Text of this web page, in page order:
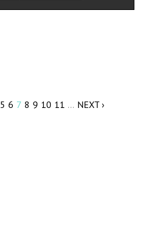
5 6 7 8 9 10 11 … NEXT ›